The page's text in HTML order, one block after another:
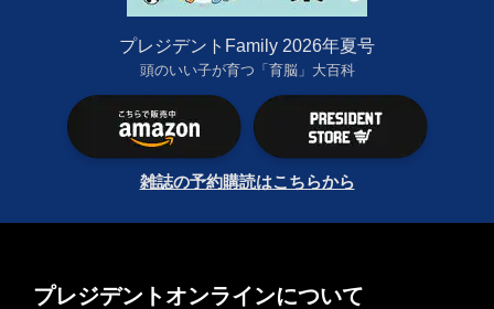
プレジデントFamily 2026年夏号
頭のいい子が育つ「育脳」大百科
雑誌の予約購読はこちらから
プレジデントオンラインについて